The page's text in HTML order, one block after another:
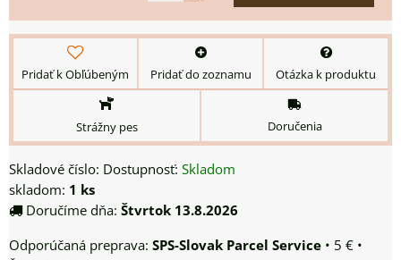
Pridať k Obľúbeným Pridať do zoznamu Otázka k produktu
Strážny pes Doručenia
Skladové číslo: Dostupnosť: Skladom
skladom: 1 ks
Doručíme dňa: Štvrtok 13.8.2026
SPS-Slovak Parcel Service • 5 € •